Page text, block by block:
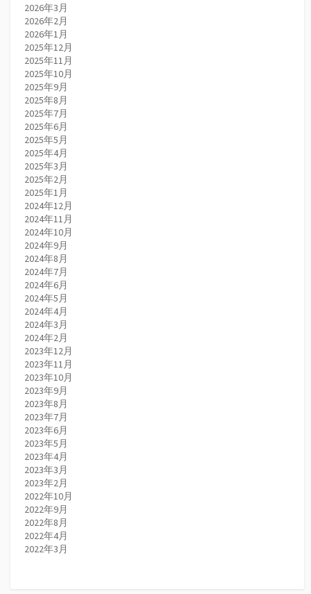
2026年3月
2026年2月
2026年1月
2025年12月
2025年11月
2025年10月
2025年9月
2025年8月
2025年7月
2025年6月
2025年5月
2025年4月
2025年3月
2025年2月
2025年1月
2024年12月
2024年11月
2024年10月
2024年9月
2024年8月
2024年7月
2024年6月
2024年5月
2024年4月
2024年3月
2024年2月
2023年12月
2023年11月
2023年10月
2023年9月
2023年8月
2023年7月
2023年6月
2023年5月
2023年4月
2023年3月
2023年2月
2022年10月
2022年9月
2022年8月
2022年4月
2022年3月